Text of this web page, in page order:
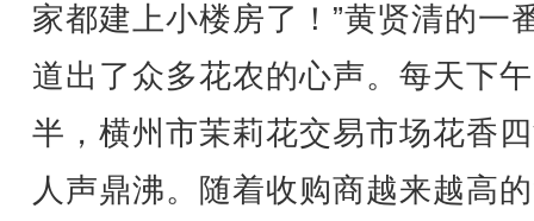
家都建上小楼房了！”黄贤清的一
道出了众多花农的心声。每天下
半，横州市茉莉花交易市场花香
人声鼎沸。随着收购商越来越高